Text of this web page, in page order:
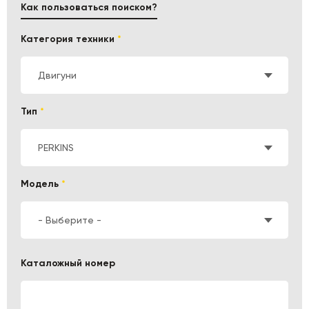
Категория техники *
Двигуни
Тип *
PERKINS
Модель *
- Выберите -
Каталожный номер
Как пользоваться поиском?